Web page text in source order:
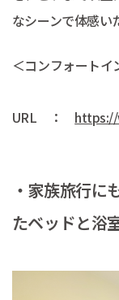
なシーンで体感い
＜コンフォート
URL ：
・家族旅行に
たベッドと浴